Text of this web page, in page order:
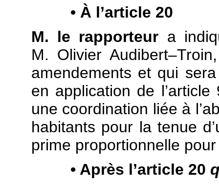
• À l’article 20
M. le rapporteur a
M. Olivier
amendements et qui
en application de
une coordination liée à
habitants pour la tenue
prime proportionnelle
• Après l’article 20